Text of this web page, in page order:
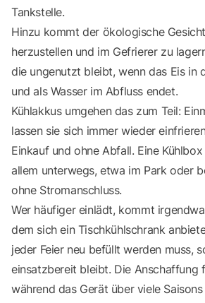
Tankstelle.
Hinzu kommt der ökologische
herzustellen und im Gefrierer zu
die ungenutzt bleibt, wenn das Eis in
und als Wasser im Abfluss endet.
Kühlakkus umgehen das zum Teil:
lassen sie sich immer wieder
Einkauf und ohne Abfall. Eine
allem unterwegs, etwa im Park oder
ohne Stromanschluss.
Wer häufiger einlädt, kommt
dem sich ein Tischkühlschrank
jeder Feier neu befüllt werden muss,
einsatzbereit bleibt. Die Anschaffung
während das Gerät über viele